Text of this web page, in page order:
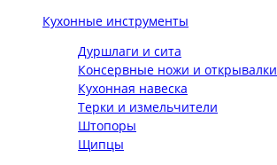
Кухонные инструменты
Дуршлаги и сита
Консервные ножи и открывалки
Кухонная навеска
Терки и измельчители
Штопоры
Щипцы